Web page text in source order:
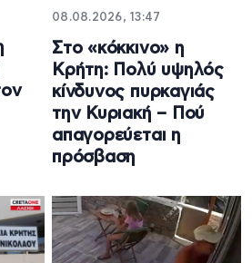
08.08.2026, 13:47
Στο «κόκκινο» η
Κρήτη: Πολύ υψηλός
κίνδυνος πυρκαγιάς
την Κυριακή – Πού
απαγορεύεται η
πρόσβαση